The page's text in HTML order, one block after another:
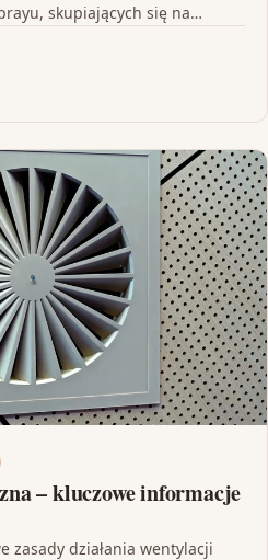
skupiających się na
– kluczowe informacje
zasady działania wentylacji